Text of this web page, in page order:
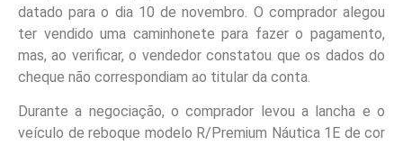
datado para o dia 10 de novembro. O comprador alegou
ter vendido uma caminhonete para fazer o pagamento,
mas, ao verificar, o vendedor constatou que os dados do
cheque não correspondiam ao titular da conta.
Durante a negociação, o comprador levou a lancha e o
veículo de reboque modelo R/Premium Náutica 1E de cor